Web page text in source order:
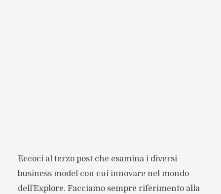
Eccoci al terzo post che esamina i diversi
business model con cui innovare nel mondo
dell’Explore. Facciamo sempre riferimento alla